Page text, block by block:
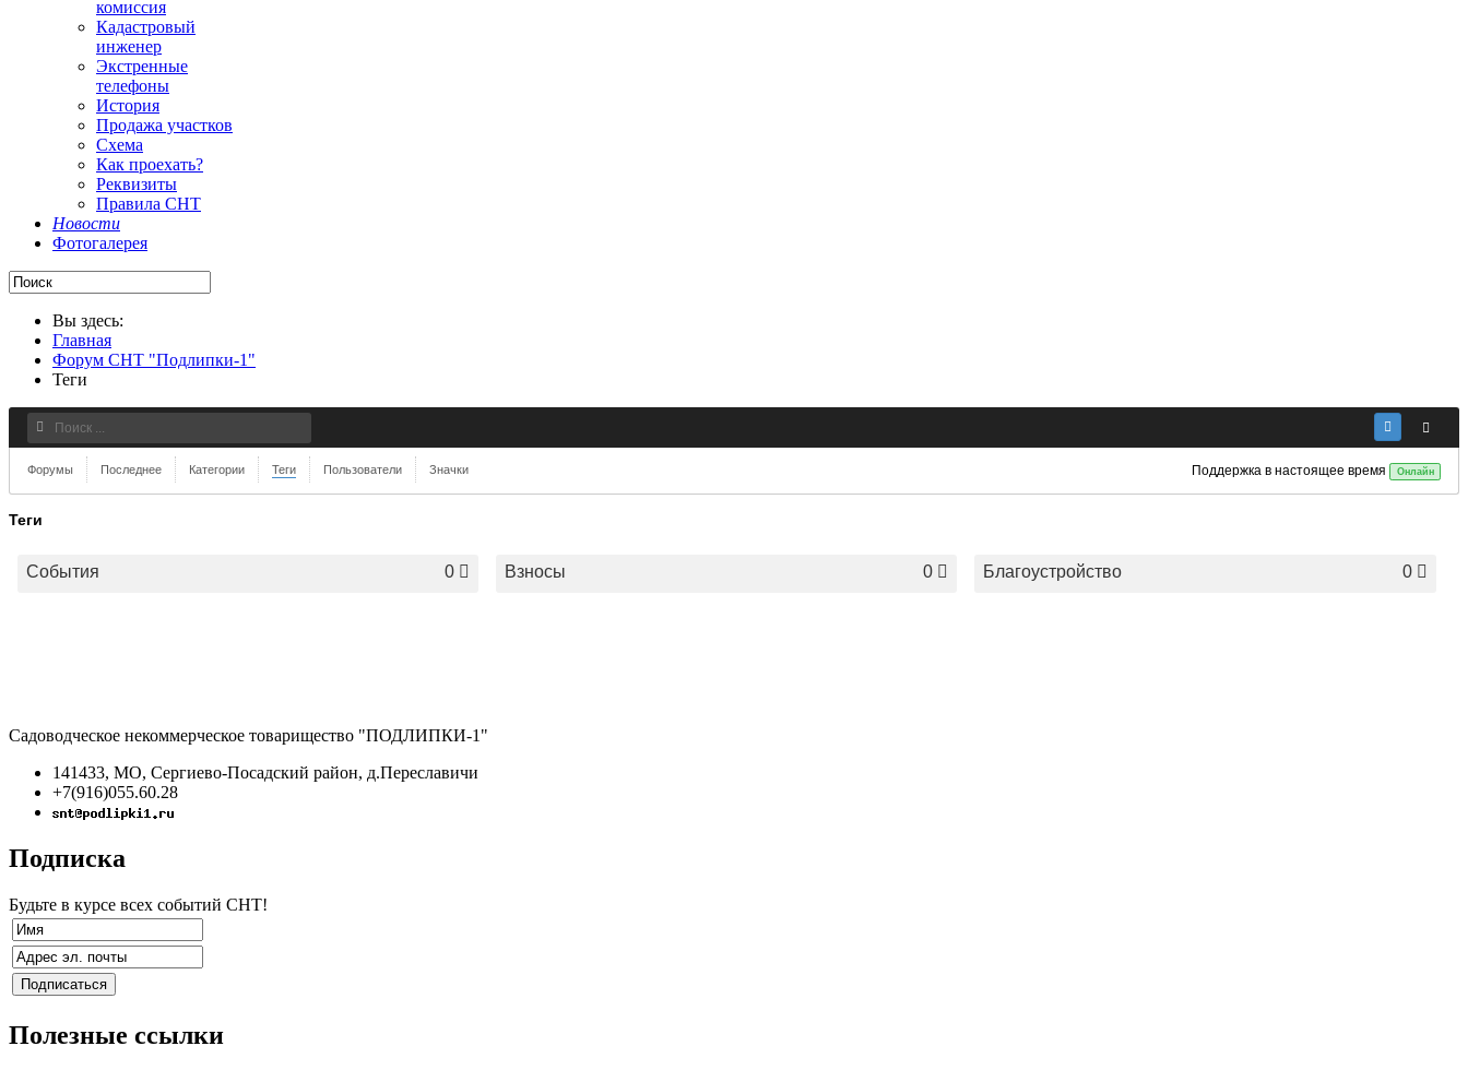
комиссия
Кадастровый
инженер
Экстренные
телефоны
История
Продажа участков
Схема
Как проехать?
Реквизиты
Правила СНТ
Новости
Фотогалерея
Вы здесь:
Главная
Форум СНТ "Подлипки-1"
Теги
Форумы Последнее Категории Теги Пользователи Значки Поддержка в настоящее время Онлайн
Теги
События 0 Взносы 0 Благоустройство 0
Садоводческое некоммерческое товарищество "ПОДЛИПКИ-1"
141433, МО, Сергиево-Посадский район, д.Переславичи
+7(916)055.60.28
Подписка
Будьте в курсе всех событий СНТ!
Полезные ссылки